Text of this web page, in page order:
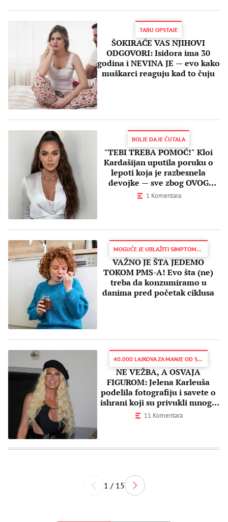
TABU OPSTAJE
ŠOKIRAĆE VAS NJIHOVI
ODGOVORI: Isidora ima 30
godina i NEVINA JE — evo kako
muškarci reaguju kad to čuju
BOLJE DA JE ĆUTALA
"TEBI TREBA POMOĆ!" Kloi
Kardašijan uputila poruku o
lepoti koja je razbesnela
devojke — sve zbog OVOG
snimka
1 Komentara
MOGUĆE JE UBLAŽITI SIMPTOME PRIRODNO
VAŽNO JE ŠTA JEDEMO
TOKOM PMS-A! Evo šta (ne)
treba da konzumiramo u
danima pred početak ciklusa
40.000 LAJKOVA ZA MANJE OD SAT VREMENA
NE VEŽBA, A OSVAJA
FIGUROM: Jelena Karleuša
podelila fotografiju i savete o
ishrani koji su privukli mnogo
pažnje
11 Komentara
1 / 15